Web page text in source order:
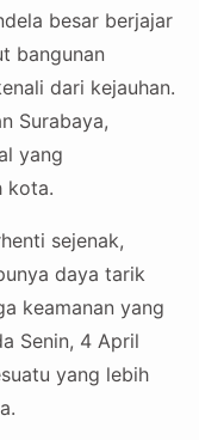
besar berjajar
bangunan
dari kejauhan.
Surabaya,
yang
kota.
sejenak,
daya tarik
keamanan yang
Senin, 4 April
yang lebih